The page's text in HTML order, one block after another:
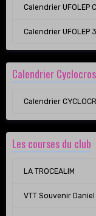
Calendrier
Calendrier UFOLEP
Calendrier
Calendrier
Les courses du club
LA TROCEALIM
VTT Souvenir Daniel